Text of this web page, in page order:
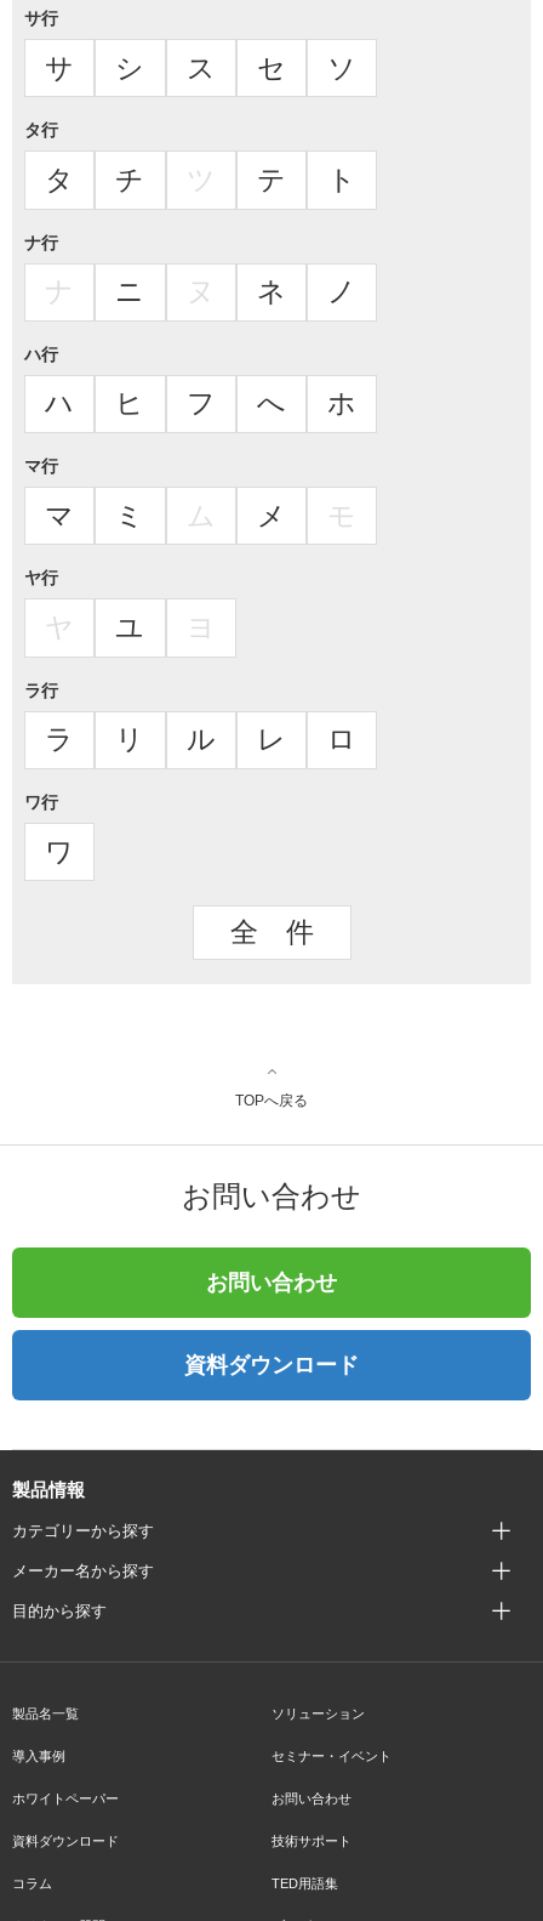
サ行
サ シ ス セ ソ
タ行
タ チ ツ テ ト
ナ行
ナ ニ ヌ ネ ノ
ハ行
ハ ヒ フ へ ホ
マ行
マ ミ ム メ モ
ヤ行
ヤ ユ ヨ
ラ行
ラ リ ル レ ロ
ワ行
ワ
全 件
TOPへ戻る
お問い合わせ
お問い合わせ
資料ダウンロード
製品情報
カテゴリーから探す
メーカー名から探す
目的から探す
製品名一覧 ソリューション
導入事例 セミナー・イベント
ホワイトペーパー お問い合わせ
資料ダウンロード 技術サポート
コラム TED用語集